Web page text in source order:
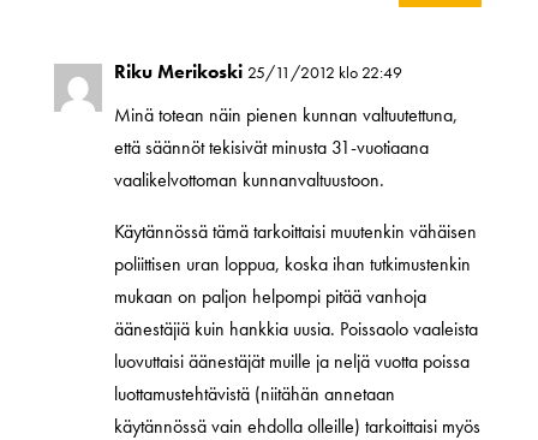
Riku Merikoski 25/11/2012 klo 22:49
Minä totean näin pienen kunnan valtuutettuna,
että säännöt tekisivät minusta 31-vuotiaana
vaalikelvottoman kunnanvaltuustoon.
Käytännössä tämä tarkoittaisi muutenkin vähäisen
poliittisen uran loppua, koska ihan tutkimustenkin
mukaan on paljon helpompi pitää vanhoja
äänestäjiä kuin hankkia uusia. Poissaolo vaaleista
luovuttaisi äänestäjät muille ja neljä vuotta poissa
luottamustehtävistä (niitähän annetaan
käytännössä vain ehdolla olleille) tarkoittaisi myös